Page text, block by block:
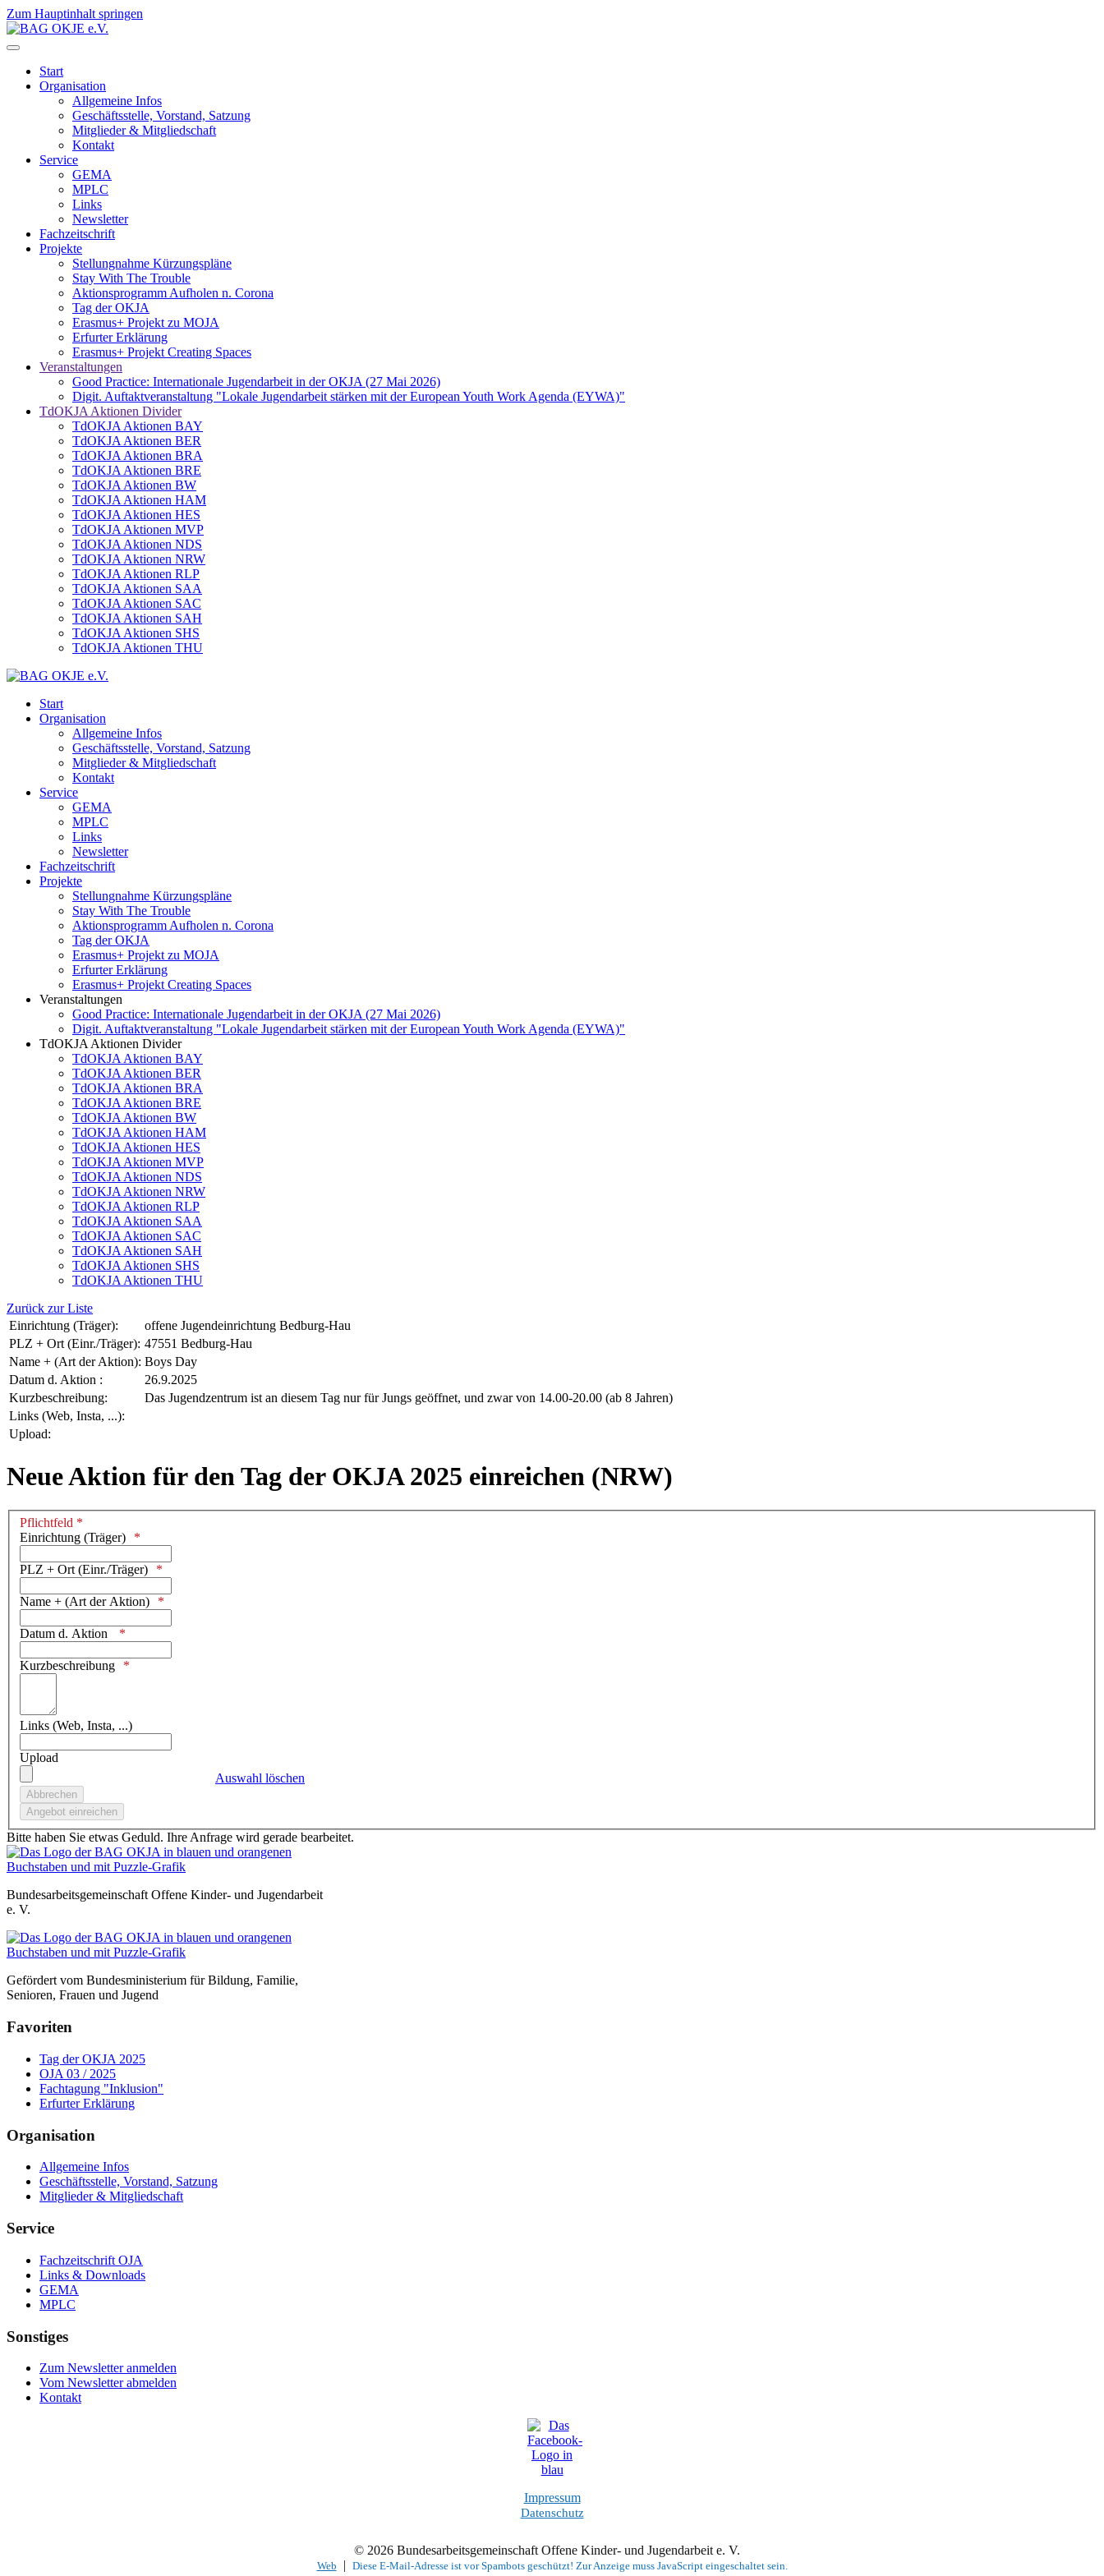
Zum Hauptinhalt springen
Start
Organisation
Allgemeine Infos
Geschäftsstelle, Vorstand, Satzung
Mitglieder & Mitgliedschaft
Kontakt
Service
GEMA
MPLC
Links
Newsletter
Fachzeitschrift
Projekte
Stellungnahme Kürzungspläne
Stay With The Trouble
Aktionsprogramm Aufholen n. Corona
Tag der OKJA
Erasmus+ Projekt zu MOJA
Erfurter Erklärung
Erasmus+ Projekt Creating Spaces
Veranstaltungen
Good Practice: Internationale Jugendarbeit in der OKJA (27 Mai 2026)
Digit. Auftaktveranstaltung "Lokale Jugendarbeit stärken mit der European Youth Work Agenda (EYWA)"
TdOKJA Aktionen Divider
TdOKJA Aktionen BAY
TdOKJA Aktionen BER
TdOKJA Aktionen BRA
TdOKJA Aktionen BRE
TdOKJA Aktionen BW
TdOKJA Aktionen HAM
TdOKJA Aktionen HES
TdOKJA Aktionen MVP
TdOKJA Aktionen NDS
TdOKJA Aktionen NRW
TdOKJA Aktionen RLP
TdOKJA Aktionen SAA
TdOKJA Aktionen SAC
TdOKJA Aktionen SAH
TdOKJA Aktionen SHS
TdOKJA Aktionen THU
Start
Organisation
Allgemeine Infos
Geschäftsstelle, Vorstand, Satzung
Mitglieder & Mitgliedschaft
Kontakt
Service
GEMA
MPLC
Links
Newsletter
Fachzeitschrift
Projekte
Stellungnahme Kürzungspläne
Stay With The Trouble
Aktionsprogramm Aufholen n. Corona
Tag der OKJA
Erasmus+ Projekt zu MOJA
Erfurter Erklärung
Erasmus+ Projekt Creating Spaces
Veranstaltungen
Good Practice: Internationale Jugendarbeit in der OKJA (27 Mai 2026)
Digit. Auftaktveranstaltung "Lokale Jugendarbeit stärken mit der European Youth Work Agenda (EYWA)"
TdOKJA Aktionen Divider
TdOKJA Aktionen BAY
TdOKJA Aktionen BER
TdOKJA Aktionen BRA
TdOKJA Aktionen BRE
TdOKJA Aktionen BW
TdOKJA Aktionen HAM
TdOKJA Aktionen HES
TdOKJA Aktionen MVP
TdOKJA Aktionen NDS
TdOKJA Aktionen NRW
TdOKJA Aktionen RLP
TdOKJA Aktionen SAA
TdOKJA Aktionen SAC
TdOKJA Aktionen SAH
TdOKJA Aktionen SHS
TdOKJA Aktionen THU
Zurück zur Liste
Einrichtung (Träger):
offene Jugendeinrichtung Bedburg-Hau
PLZ + Ort (Einr./Träger): 47551 Bedburg-Hau
Name + (Art der Aktion): Boys Day
Datum d. Aktion :
26.9.2025
Kurzbeschreibung:
Das Jugendzentrum ist an diesem Tag nur für Jungs geöffnet, und zwar von 14.00-20.00 (ab 8 Jahren)
Links (Web, Insta, ...):
Upload:
Neue Aktion für den Tag der OKJA 2025 einreichen (NRW)
Pflichtfeld *
Einrichtung (Träger)
PLZ + Ort (Einr./Träger)
Name + (Art der Aktion)
Datum d. Aktion
Kurzbeschreibung
Links (Web, Insta, ...)
Upload
Auswahl löschen
Bitte haben Sie etwas Geduld. Ihre Anfrage wird gerade bearbeitet.
Bundesarbeitsgemeinschaft Offene Kinder- und Jugendarbeit
e. V.
Gefördert vom Bundesministerium für Bildung, Familie,
Senioren, Frauen und Jugend
Favoriten
Tag der OKJA 2025
OJA 03 / 2025
Fachtagung "Inklusion"
Erfurter Erklärung
Organisation
Allgemeine Infos
Geschäftsstelle, Vorstand, Satzung
Mitglieder & Mitgliedschaft
Service
Fachzeitschrift OJA
Links & Downloads
GEMA
MPLC
Sonstiges
Zum Newsletter anmelden
Vom Newsletter abmelden
Kontakt
Impressum
Datenschutz
© 2026 Bundesarbeitsgemeinschaft Offene Kinder- und Jugendarbeit e. V.
Web | Diese E-Mail-Adresse ist vor Spambots geschützt! Zur Anzeige muss JavaScript eingeschaltet sein.